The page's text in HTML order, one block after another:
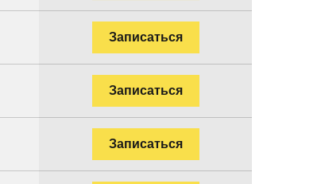
Записаться
Записаться
Записаться